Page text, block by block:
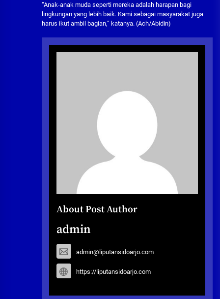
“Anak-anak muda seperti mereka adalah harapan bagi
lingkungan yang lebih baik. Kami sebagai masyarakat juga
harus ikut ambil bagian,” katanya. (Ach/Abidin)
About Post Author
admin
admin@liputansidoarjo.com
https://liputansidoarjo.com